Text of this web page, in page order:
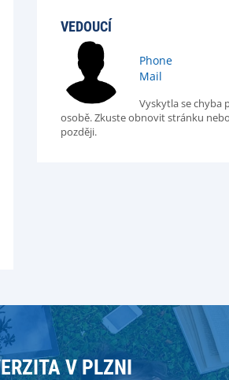
VEDOUCÍ
Phone
Mail
Vyskytla se chyba
osobě. Zkuste obnovit stránku
později.
V PLZNI